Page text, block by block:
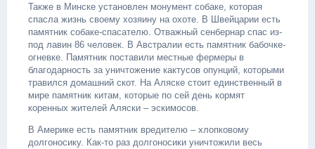
Также в Минске установлен монумент собаке, которая
спасла жизнь своему хозяину на охоте. В Швейцарии есть
памятник собаке-спасателю. Отважный сенбернар спас из-
под лавин 86 человек. В Австралии есть памятник бабочке-
огневке. Памятник поставили местные фермеры в
благодарность за уничтожение кактусов опунций, которыми
травился домашний скот. На Аляске стоит единственный в
мире памятник китам, которые по сей день кормят
коренных жителей Аляски – эскимосов.
В Америке есть памятник вредителю – хлопковому
долгоносику. Как-то раз долгоносики уничтожили весь